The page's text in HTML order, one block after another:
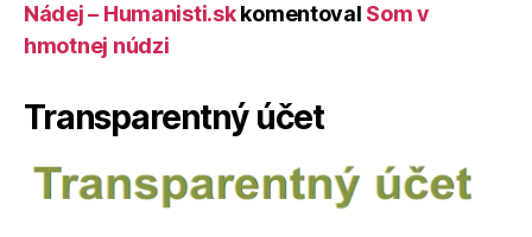
Nádej – Humanisti.skkomentoval Som v
hmotnej núdzi
Transparentný účet